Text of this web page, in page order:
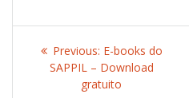
Post
navigation
Previous: Previous
post:
E-books do
SAPPIL – Download
gratuito